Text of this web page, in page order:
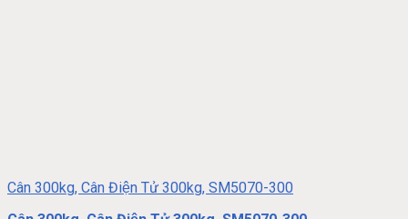
Cân 300kg, Cân Điện Tử 300kg, SM5070-300